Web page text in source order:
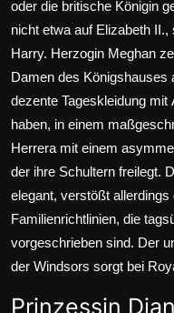
oder die britische Königin
nicht etwa auf Elizabeth
Harry. Herzogin Meghan
Damen des Königshauses
dezente Tageskleidung
haben, in einem
Herrera mit einem
der ihre Schultern freilegt.
elegant, verstößt
Familienrichtlinien, die
vorgeschrieben sind. Der
der Windsors sorgt bei
Prinzessin